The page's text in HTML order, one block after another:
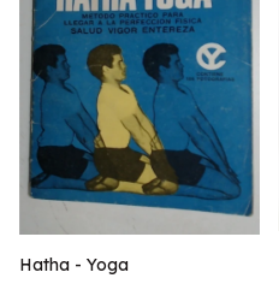
Hatha - Yoga